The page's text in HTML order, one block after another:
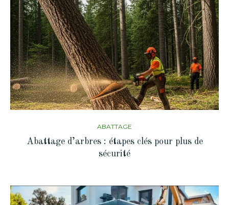
ABATTAGE
Abattage d’arbres : étapes clés pour plus de
sécurité